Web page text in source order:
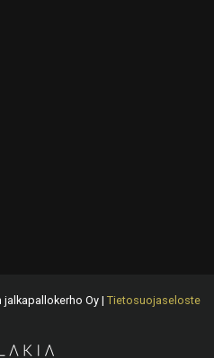
Oy | Tietosuojaseloste